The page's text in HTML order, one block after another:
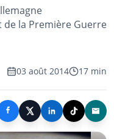
la Première Guerre
03 août 2014 17 min